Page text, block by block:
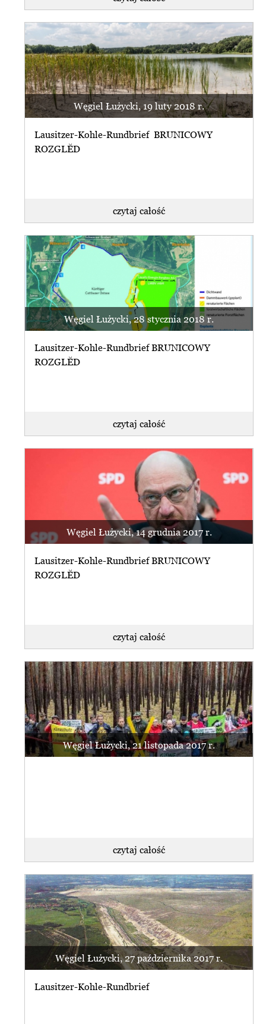
Węgiel Łużycki, 19 luty 2018 r.
Lausitzer-Kohle-Rundbrief BRUNICOWY
ROZGLĔD
czytaj całość
Węgiel Łużycki, 28 stycznia 2018 r.
Lausitzer-Kohle-Rundbrief BRUNICOWY
ROZGLĔD
czytaj całość
Węgiel Łużycki, 14 grudnia 2017 r.
Lausitzer-Kohle-Rundbrief BRUNICOWY
ROZGLĔD
czytaj całość
Węgiel Łużycki, 21 listopada 2017 r.
czytaj całość
Węgiel Łużycki, 27 października 2017 r.
Lausitzer-Kohle-Rundbrief